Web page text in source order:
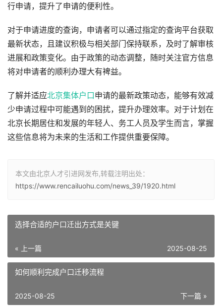
行申请，提升了申请的便利性。
对于申请进度的查询，申请者可以通过指定的查询平台获取
最新状态，且建议积极与相关部门保持联系，及时了解审核
进展和政策变化。由于政策的动态调整，随时关注官方信息
将对申请者的顺利办理大有裨益。
了解并适应北京集体户口申请的最新政策动态，能够有效减
少申请过程中可能遇到的困扰，提升办理效率。对于计划在
北京长期居住和发展的年轻人、务工人员及学生而言，掌握
这些信息将为未来的生活和工作提供重要保障。
本文由北京人才引进网发布,转载注明出处：
https://www.rencailuohu.com/news_39/1920.html
选择合适的户口迁出方式是关键
« 上一篇 2025-08-25
如何顺利完成户口迁移流程
下一篇 »
2025-08-25